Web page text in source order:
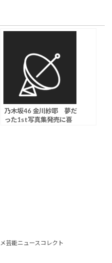
乃木坂46 金川紗耶 夢だ
った1st写真集発売に喜
芸能ニュースコレクト